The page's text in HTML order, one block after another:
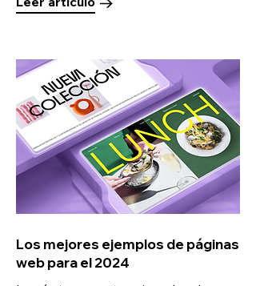
Los mejores ejemplos de páginas
web para el 2024